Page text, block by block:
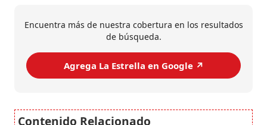
Encuentra más de nuestra cobertura en los resultados
de búsqueda.
Agrega La Estrella en Google ↗️